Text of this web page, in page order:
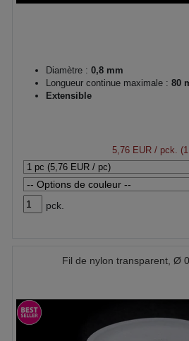
Diamètre : 0,8 mm
Longueur continue maximale : 80
Extensible
5,76 EUR / pck.
pck.
Fil de nylon transparent, Ø